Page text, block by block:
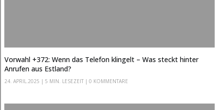
Vorwahl +372: Wenn das Telefon klingelt – Was steckt hinter
Anrufen aus Estland?
24. APRIL.2025 | 5 MIN. LESEZEIT| 0 KOMMENTARE